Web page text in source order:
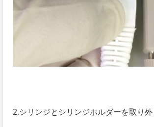
2.シリンジとシリンジホルダーを取り外